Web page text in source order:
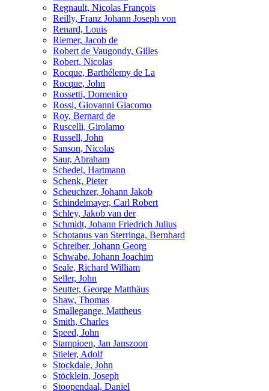
Regnault, Nicolas François
Reilly, Franz Johann Joseph von
Renard, Louis
Riemer, Jacob de
Robert de Vaugondy, Gilles
Robert, Nicolas
Rocque, Barthélemy de La
Rocque, John
Rossetti, Domenico
Rossi, Giovanni Giacomo
Roy, Bernard de
Ruscelli, Girolamo
Russell, John
Sanson, Nicolas
Saur, Abraham
Schedel, Hartmann
Schenk, Pieter
Scheuchzer, Johann Jakob
Schindelmayer, Carl Robert
Schley, Jakob van der
Schmidt, Johann Friedrich Julius
Schotanus van Sterringa, Bernhard
Schreiber, Johann Georg
Schwabe, Johann Joachim
Seale, Richard William
Seller, John
Seutter, George Matthäus
Shaw, Thomas
Smallegange, Mattheus
Smith, Charles
Speed, John
Stampioen, Jan Janszoon
Stieler, Adolf
Stockdale, John
Stöcklein, Joseph
Stoopendaal, Daniel